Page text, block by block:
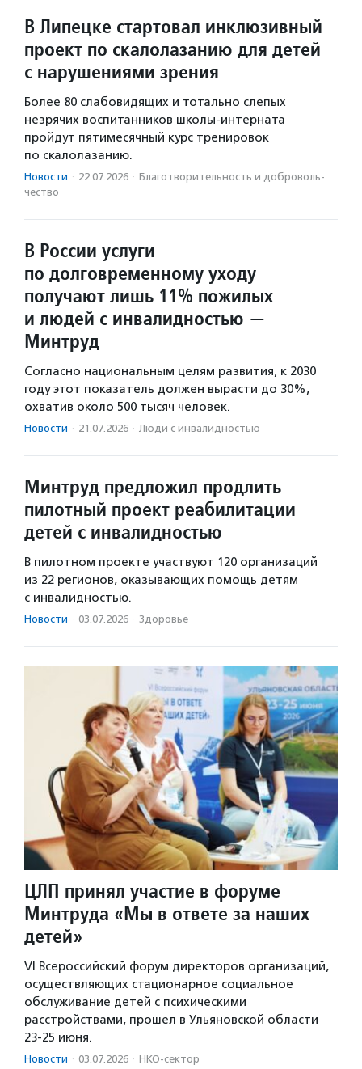
В Липецке стартовал инклюзивный
проект по скалолазанию для детей
с нарушениями зрения
Более 80 слабовидящих и тотально слепых
незрячих воспитанников школы-интерната
пройдут пятимесячный курс тренировок
по скалолазанию.
Новости · 22.07.2026 · Благотвори­тель­ность и доброволь­
чест­во
В России услуги
по долговременному уходу
получают лишь 11% пожилых
и людей с инвалидностью —
Минтруд
Согласно национальным целям развития, к 2030
году этот показатель должен вырасти до 30%,
охватив около 500 тысяч человек.
Новости · 21.07.2026 · Люди с инвалидностью
Минтруд предложил продлить
пилотный проект реабилитации
детей с инвалидностью
В пилотном проекте участвуют 120 организаций
из 22 регионов, оказывающих помощь детям
с инвалидностью.
Новости · 03.07.2026 · Здоровье
ЦЛП принял участие в форуме
Минтруда «Мы в ответе за наших
детей»
VI Всероссийский форум директоров организаций,
осуществляющих стационарное социальное
обслуживание детей с психическими
расстройствами, прошел в Ульяновской области
23-25 июня.
Новости · 03.07.2026 · НКО-сектор